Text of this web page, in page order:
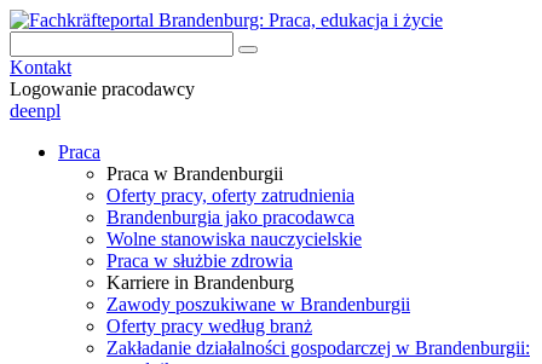
Kontakt
Logowanie pracodawcy
deenpl
Praca
Praca w Brandenburgii
Oferty pracy, oferty zatrudnienia
Brandenburgia jako pracodawca
Wolne stanowiska nauczycielskie
Praca w służbie zdrowia
Karriere in Brandenburg
Zawody poszukiwane w Brandenburgii
Oferty pracy według branż
Zakładanie działalności gospodarczej w Brandenburgii: